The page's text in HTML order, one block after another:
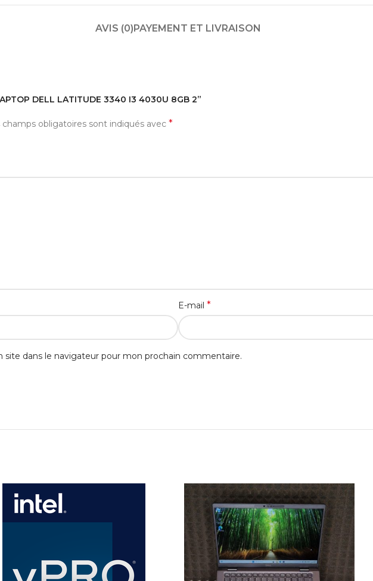
AVIS (0)PAYEMENT ET LIVRAISON
DELL LATITUDE 3340 I3 4030U 8GB 2”
champs obligatoires sont indiqués avec *
E-mail *
dans le navigateur pour mon prochain commentaire.